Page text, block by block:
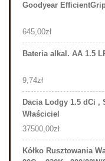
Goodyear
645,00zł
Bateria alkal. AA 1.5
9,74zł
Dacia Lodgy 1.5 dCi ,
Właściciel
37500,00zł
Kółko Rusztowania